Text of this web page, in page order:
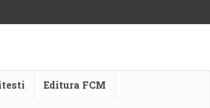
Editura FCM